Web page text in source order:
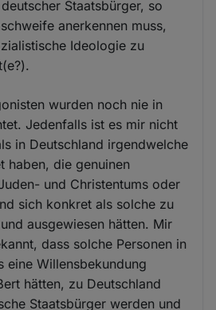
Staatsbürger, so
anerkennen muss,
Ideologie zu
wurden noch nie in
Jedenfalls ist es mir nicht
in Deutschland irgendwelche
haben, die genuinen
und Christentums oder
sich konkret als solche zu
ausgewiesen hätten. Mir
dass solche Personen in
eine Willensbekundung
hätten, zu Deutschland
Staatsbürger werden und